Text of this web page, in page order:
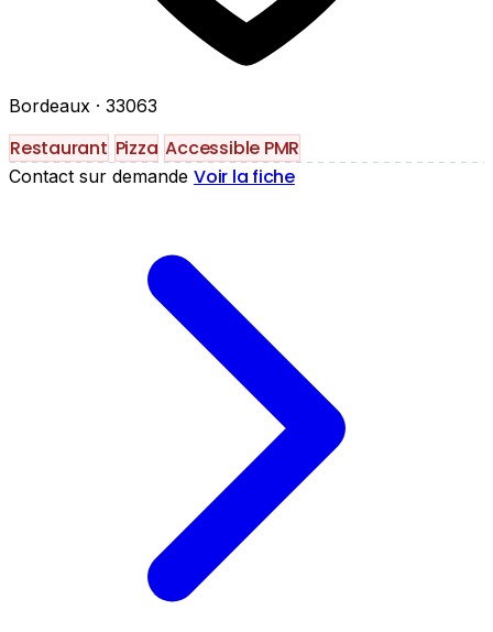
Bordeaux · 33063
Restaurant Pizza Accessible PMR
Contact sur demande Voir la fiche